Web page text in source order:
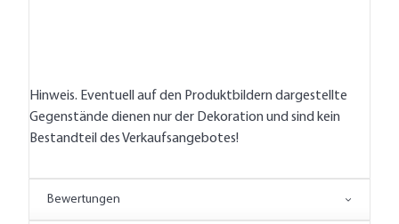
Hinweis. Eventuell auf den Produktbildern dargestellte
Gegenstände dienen nur der Dekoration und sind kein
Bestandteil des Verkaufsangebotes!
Bewertungen